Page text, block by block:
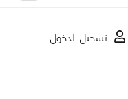
تسجيل الدخول